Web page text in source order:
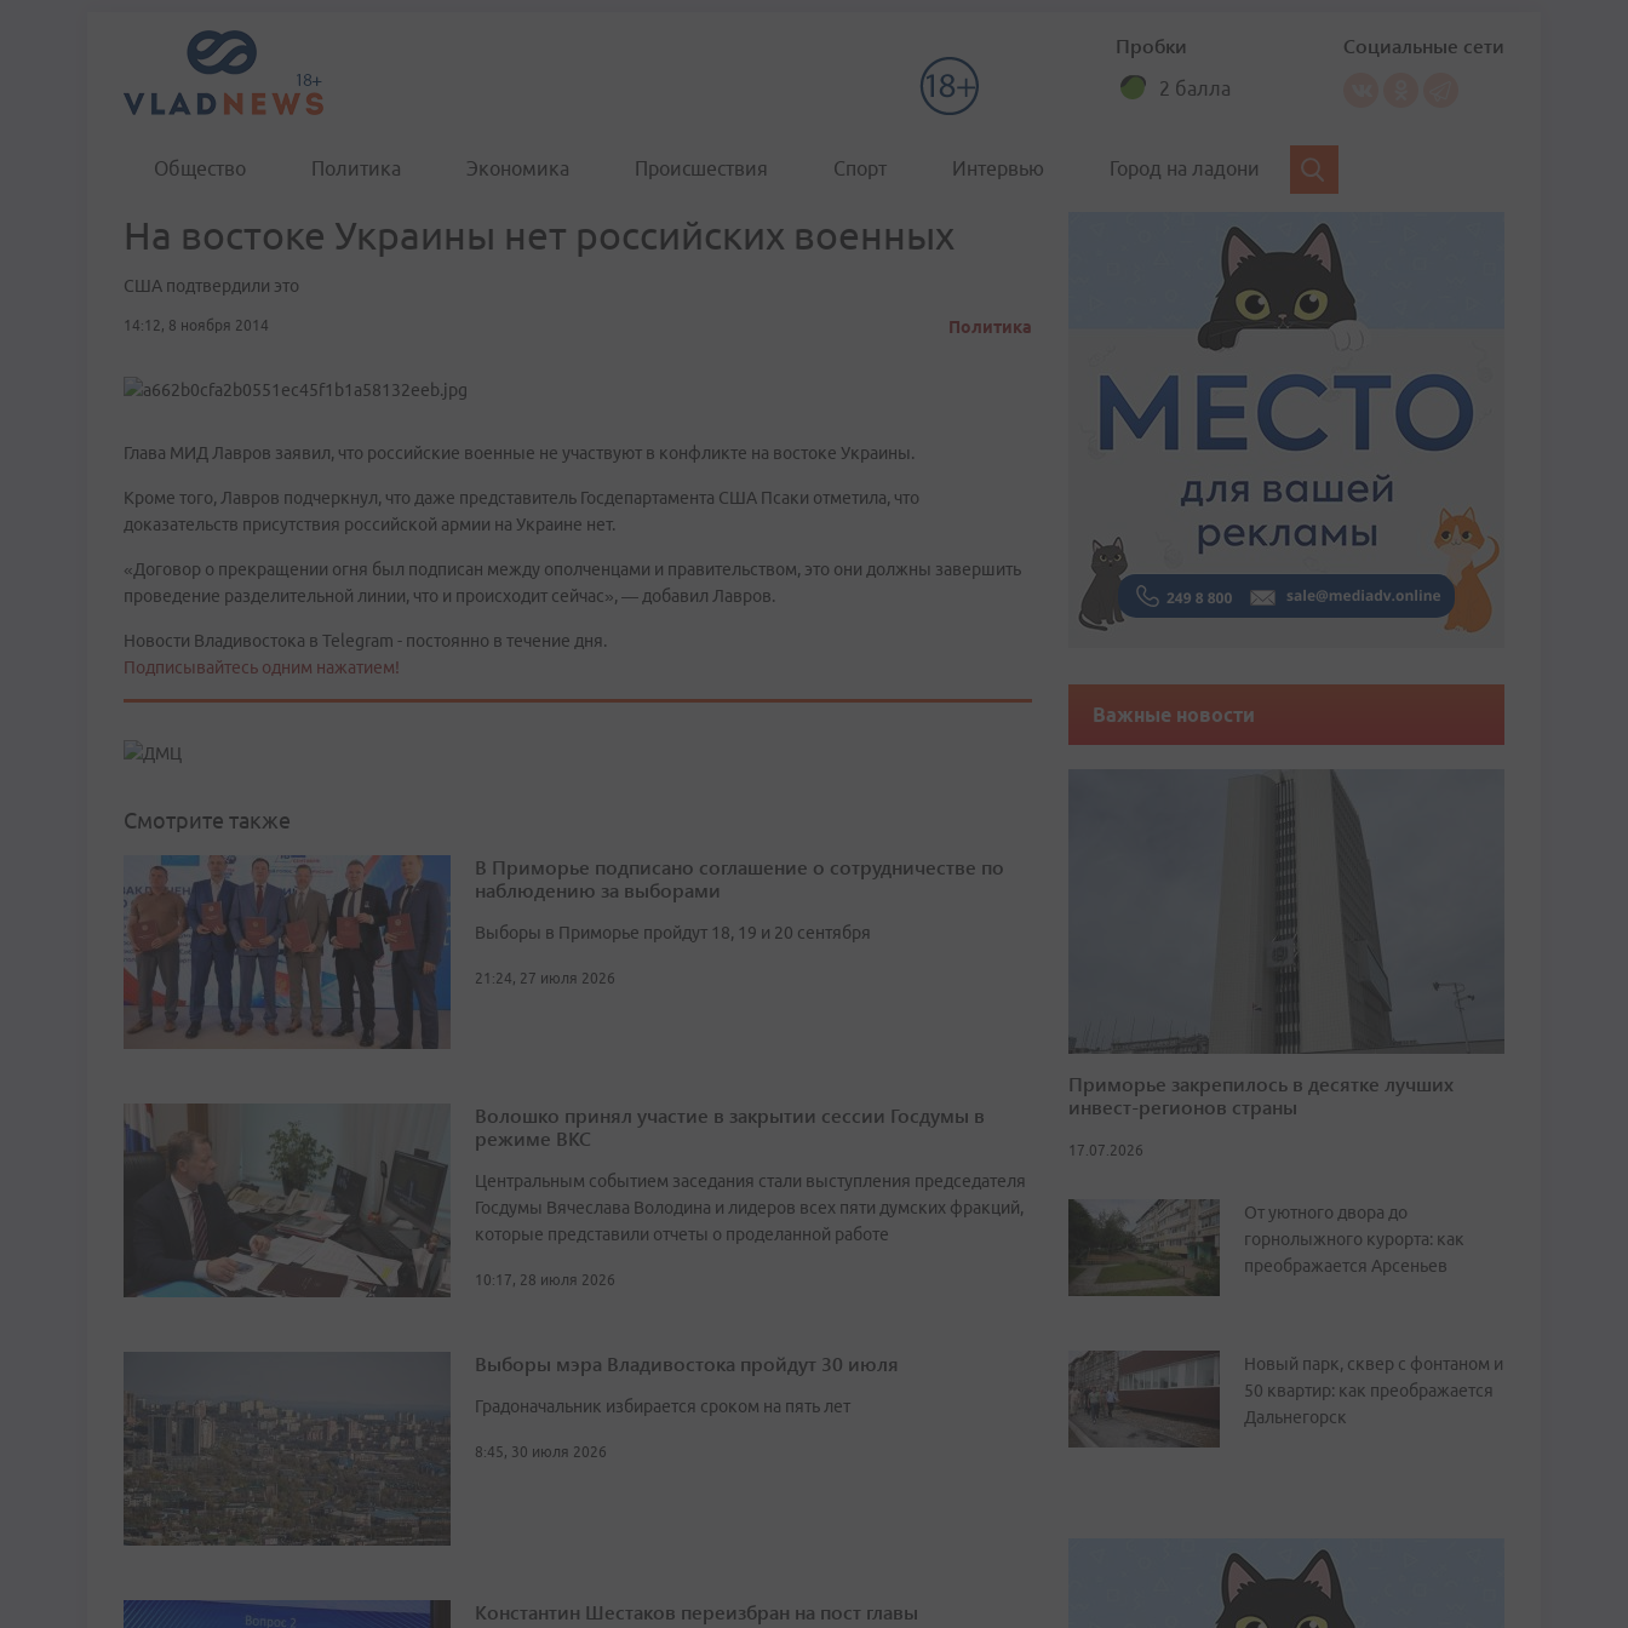
Пробки
2 балла
Социальные сети
Общество Политика Экономика Происшествия Спорт Интервью Город на ладони
На востоке Украины нет российских военных
США подтвердили это
14:12, 8 ноября 2014 Политика
Глава МИД Лавров заявил, что российские военные не участвуют в конфликте на востоке Украины.
Кроме того, Лавров подчеркнул, что даже представитель Госдепартамента США Псаки отметила, что
доказательств присутствия российской армии на Украине нет.
«Договор о прекращении огня был подписан между ополченцами и правительством, это они должны завершить
проведение разделительной линии, что и происходит сейчас», — добавил Лавров.
Новости Владивостока в Telegram - постоянно в течение дня.
Подписывайтесь одним нажатием!
Смотрите также
В Приморье подписано соглашение о сотрудничестве по
наблюдению за выборами
Выборы в Приморье пройдут 18, 19 и 20 сентября
21:24, 27 июля 2026
Волошко принял участие в закрытии сессии Госдумы в
режиме ВКС
Центральным событием заседания стали выступления председателя
Госдумы Вячеслава Володина и лидеров всех пяти думских фракций,
которые представили отчеты о проделанной работе
10:17, 28 июля 2026
Выборы мэра Владивостока пройдут 30 июля
Градоначальник избирается сроком на пять лет
8:45, 30 июля 2026
Константин Шестаков переизбран на пост главы
Важные новости
Приморье закрепилось в десятке лучших
инвест-регионов страны
17.07.2026
От уютного двора до
горнолыжного курорта: как
преображается Арсеньев
Новый парк, сквер с фонтаном и
50 квартир: как преображается
Дальнегорск